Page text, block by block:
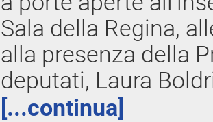
Sala della Regina,
alla presenza della
deputati, Laura
[...continua]